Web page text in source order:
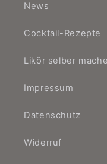
News
Cocktail-Rezepte
Likör selber
Impressum
Datenschutz
Widerruf